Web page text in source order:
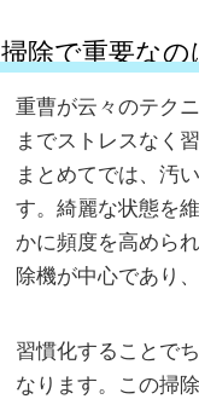
掃除で重要な
重曹が云々のテク
までストレスなく
まとめてでは、汚
す。綺麗な状態を
かに頻度を高めら
除機が中心であり
習慣化することで
なります。この掃